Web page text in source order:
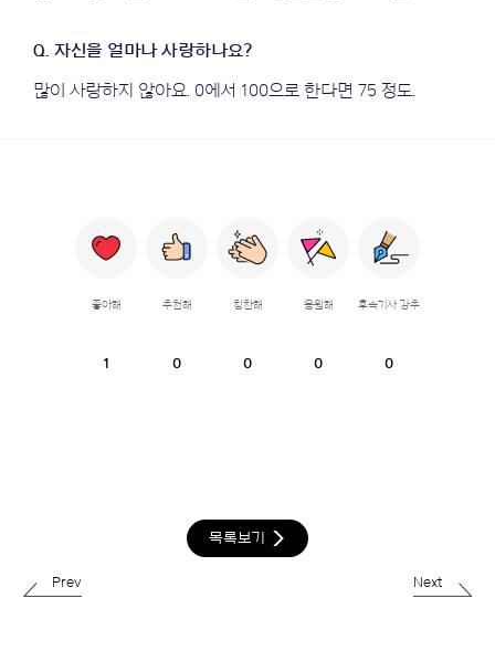
많이 사랑하지 않아요. 0에서 100으로 한다면 75 정도.
좋아해
1
추천해
0
칭찬해
0
응원해
0
후속기사 강추
0
목록보기
Prev Next